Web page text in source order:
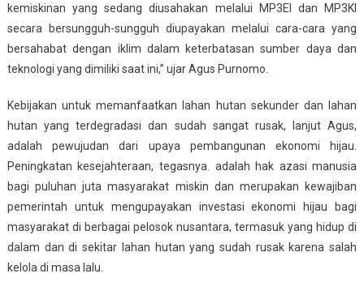
kemiskinan yang sedang diusahakan melalui MP3EI dan MP3KI
secara bersungguh-sungguh diupayakan melalui cara-cara yang
bersahabat dengan iklim dalam keterbatasan sumber daya dan
teknologi yang dimiliki saat ini,” ujar Agus Purnomo.
Kebijakan untuk memanfaatkan lahan hutan sekunder dan lahan
hutan yang terdegradasi dan sudah sangat rusak, lanjut Agus,
adalah pewujudan dari upaya pembangunan ekonomi hijau.
Peningkatan kesejahteraan, tegasnya. adalah hak azasi manusia
bagi puluhan juta masyarakat miskin dan merupakan kewajiban
pemerintah untuk mengupayakan investasi ekonomi hijau bagi
masyarakat di berbagai pelosok nusantara, termasuk yang hidup di
dalam dan di sekitar lahan hutan yang sudah rusak karena salah
kelola di masa lalu.